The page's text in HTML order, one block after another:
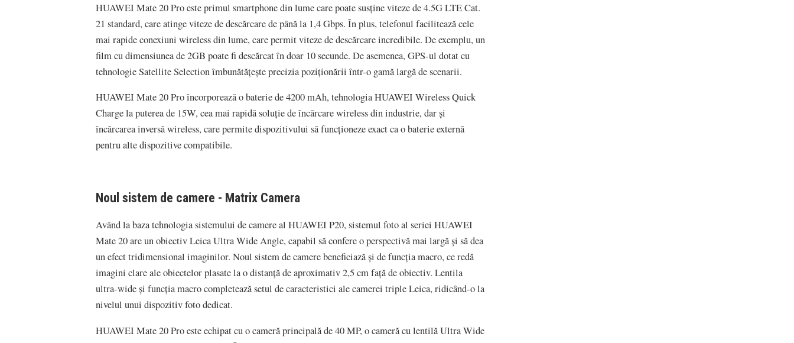
HUAWEI Mate 20 Pro este primul smartphone din lume care poate susține viteze de 4.5G LTE Cat.
21 standard, care atinge viteze de descărcare de până la 1,4 Gbps. În plus, telefonul facilitează cele
mai rapide conexiuni wireless din lume, care permit viteze de descărcare incredibile. De exemplu, un
film cu dimensiunea de 2GB poate fi descărcat în doar 10 secunde. De asemenea, GPS-ul dotat cu
tehnologie Satellite Selection îmbunătățește precizia poziționării într-o gamă largă de scenarii.
HUAWEI Mate 20 Pro încorporează o baterie de 4200 mAh, tehnologia HUAWEI Wireless Quick
Charge la puterea de 15W, cea mai rapidă soluție de încărcare wireless din industrie, dar și
încărcarea inversă wireless, care permite dispozitivului să funcționeze exact ca o baterie externă
pentru alte dispozitive compatibile.
Noul sistem de camere - Matrix Camera
Având la baza tehnologia sistemului de camere al HUAWEI P20, sistemul foto al seriei HUAWEI
Mate 20 are un obiectiv Leica Ultra Wide Angle, capabil să confere o perspectivă mai largă și să dea
un efect tridimensional imaginilor. Noul sistem de camere beneficiază și de funcția macro, ce redă
imagini clare ale obiectelor plasate la o distanță de aproximativ 2,5 cm față de obiectiv. Lentila
ultra-wide și funcția macro completează setul de caracteristici ale camerei triple Leica, ridicând-o la
nivelul unui dispozitiv foto dedicat.
HUAWEI Mate 20 Pro este echipat cu o cameră principală de 40 MP, o cameră cu lentilă Ultra Wide